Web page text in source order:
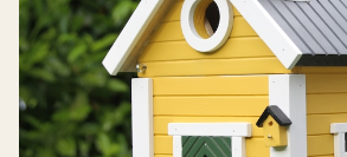
Doing